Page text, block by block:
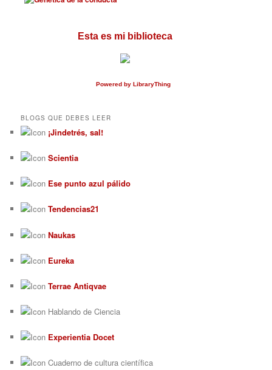
Esta es mi biblioteca
Powered by LibraryThing
BLOGS QUE DEBES LEER
¡Jindetrés, sal!
Scientia
Ese punto azul pálido
Tendencias21
Naukas
Eureka
Terrae Antiqvae
Hablando de Ciencia
Experientia Docet
Cuaderno de cultura científica